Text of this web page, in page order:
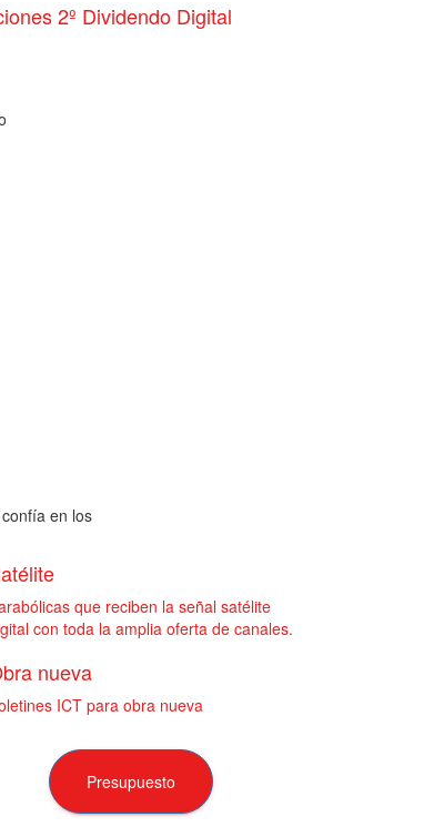
2º Dividendo Digital
en los
que reciben la señal satélite
con toda la amplia oferta de canales.
nueva
ICT para obra nueva
Presupuesto